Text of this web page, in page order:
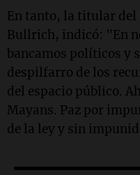
En tanto, la titular del
Bullrich, indicó: "En
bancamos políticos y
despilfarro de los
del espacio público.
Mayans. Paz por
de la ley y sin